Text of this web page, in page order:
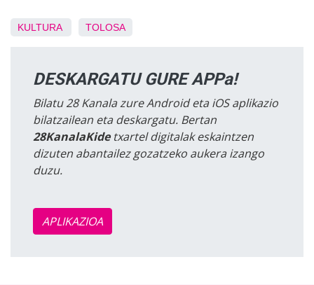
KULTURA TOLOSA
DESKARGATU GURE APPa!
Bilatu 28 Kanala zure Android eta iOS aplikazio
bilatzailean eta deskargatu. Bertan
28KanalaKidetxartel digitalak eskaintzen
dizuten abantailez gozatzeko aukera izango
duzu.
APLIKAZIOA